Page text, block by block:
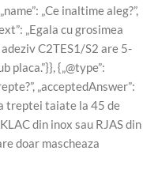
„Ce inaltime aleg?”,
„Egala cu grosimea
C2TES1/S2 are 5-
placa.”}}, {„@type”:
„acceptedAnswer”:
treptei taiate la 45 de
din inox sau RJAS din
doar mascheaza